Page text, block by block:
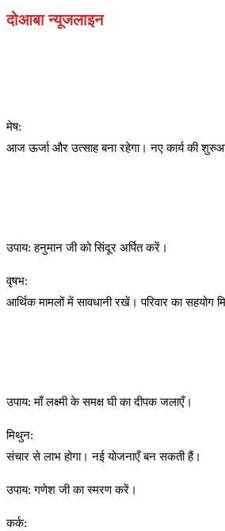
दोआबा न्यूजलाइन
मेष:
आज ऊर्जा और उत्साह बना रहेगा। नए कार्य की
उपाय: हनुमान जी को सिंदूर अर्पित करें।
वृषभ:
आर्थिक मामलों में सावधानी रखें। परिवार का सहयोग
उपाय: माँ लक्ष्मी के समक्ष घी का दीपक जलाएँ।
मिथुन:
संचार से लाभ होगा। नई योजनाएँ बन सकती हैं।
उपाय: गणेश जी का स्मरण करें।
कर्क: